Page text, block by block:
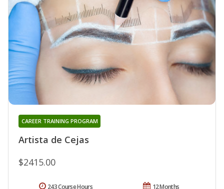
Artista de Cejas
CAREER TRAINING PROGRAM
$2415.00
12 Months
243 Course Hours